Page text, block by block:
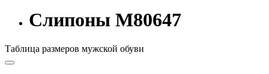
Слипоны M80647
Таблица размеров мужской обуви